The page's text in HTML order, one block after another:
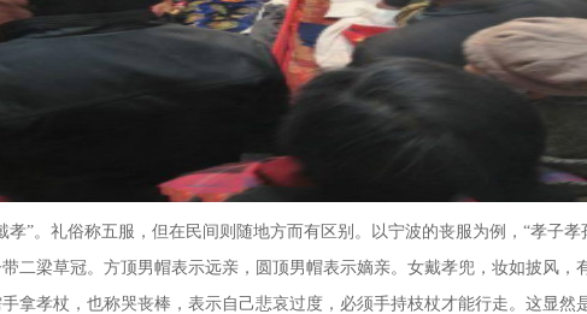
孝”。礼俗称五服，但在民间则随地方而有区别。以宁波的丧服为例，“孝子
二梁草冠。方顶男帽表示远亲，圆顶男帽表示嫡亲。女戴孝兜，妆如披风，
拿孝杖，也称哭丧棒，表示自己悲哀过度，必须手持枝杖才能行走。这显然